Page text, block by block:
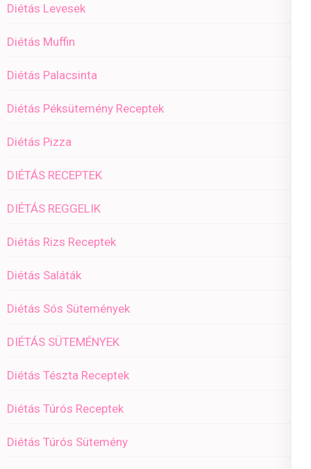
Diétás Levesek
Diétás Muffin
Diétás Palacsinta
Diétás Péksütemény Receptek
Diétás Pizza
DIÉTÁS RECEPTEK
DIÉTÁS REGGELIK
Diétás Rizs Receptek
Diétás Saláták
Diétás Sós Sütemények
DIÉTÁS SÜTEMÉNYEK
Diétás Tészta Receptek
Diétás Túrós Receptek
Diétás Túrós Sütemény